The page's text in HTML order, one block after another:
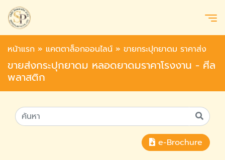
หน้าแรก » แคตตาล็อกออนไลน์ » ขายกระปุกยาดม ราคาส่ง
ขายส่งกระปุกยาดม หลอดยาดมราคาโรงงาน - ศีล
พลาสติก
e-Brochure